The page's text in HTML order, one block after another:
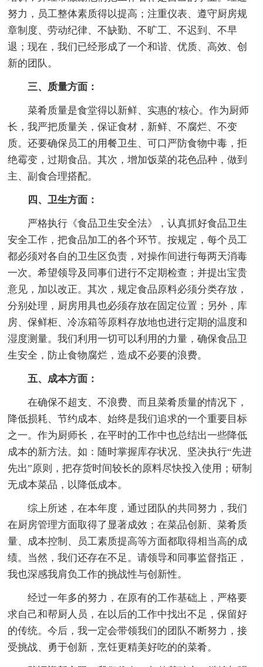
努力，员工整体素质得以提高；注重仪表、遵守厨房规
章制度、劳动纪律、不缺勤、不旷工、不迟到、不早
退；现在，我们已经形成了一个和谐、优质、高效、创
新的团队。
三、质量方面：
菜肴质量是食堂得以新鲜、实惠的'核心。作为厨师
长，我严把质量关，保证食材，新鲜、不腐烂、不变
质。还要确保员工的用餐卫生、可口严防食物中毒，拒
绝霉变，过期食品。其次，增加饭菜的花色品种，做到
主、副食合理搭配。
四、卫生方面：
严格执行《食品卫生安全法》，认真抓好食品卫生
安全工作，把食品加工的各个环节。按规定，每个员工
都必须对各自的卫生区负责，对操作间进行每两天消毒
一次。希望领导及同事们进行不定期检查；并提出宝贵
意见，加以改正。其次，规定食品原料必须分类存放，
分别处理，厨房用具也必须存放在固定位置；另外，库
房、保鲜柜、冷冻箱等原料存放地也进行定期的温度和
湿度测量。我们利用一切可以利用的力量，确保食品卫
生安全，防止食物腐烂，造成不必要的浪费。
五、成本方面：
在确保不超支、不浪费、而且菜肴质量的情况下，
降低损耗、节约成本、始终是我们追求的一个重要目标
之一。作为厨师长，在平时的工作中也总结出一些降低
成本的新方法。如：随时掌握库存状况、坚决执行“先进
先出”原则，把存货时间较长的原料尽快投入使用；研制
无成本菜品，以降低成本。
综上所述，在本年度，通过团队的共同努力，我们
在厨房管理方面取得了显著成效；在菜品创新、菜肴质
量、成本控制、员工素质提高等方面都取得相当高的成
绩。当然，我们还存在不足。请领导和同事监督指正，
我也深感我肩负工作的挑战性与创新性。
经过一年多的努力，在原有的工作基础上，严格要
求自己和帮厨人员，在以后的工作中找出不足，保留好
的传统。今后，我一定会带领我们的团队不断努力，接
受挑战、勇于创新，烹饪更精美好吃的的菜肴。